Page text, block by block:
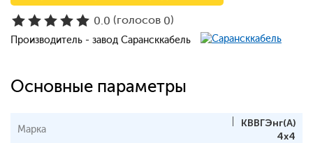
0.0 (голосов 0)
Производитель - завод Сарансккабель
Основные параметры
Марка
КВВГЭнг(А)
4х4